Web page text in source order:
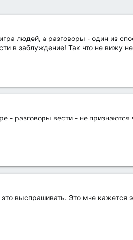
людей, а разговоры - один из
в заблуждение! Так что не вижу
- разговоры вести - не
выспрашивать. Это мне кажется